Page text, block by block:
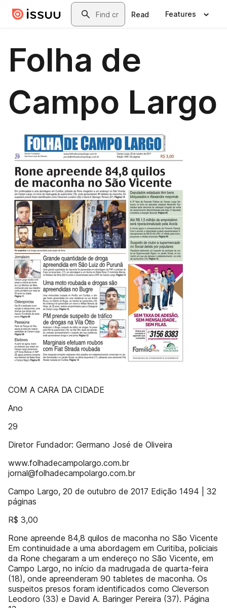
Skip to main contentSearch
Read Features
Folha de
Campo Largo
COM A CARA DA CIDADE
Ano
29
Diretor Fundador: Germano José de Oliveira
www.folhadecampolargo.com.br
jornal@folhadecampolargo.com.br
Campo Largo, 20 de outubro de 2017 Edição 1494 | 32
páginas
R$ 3,00
Rone apreende 84,8 quilos de maconha no São Vicente
Em continuidade a uma abordagem em Curitiba, policiais
da Rone chegaram a um endereço no São Vicente, em
Campo Largo, no início da madrugada de quarta-feira
(18), onde apreenderam 90 tabletes de maconha. Os
suspeitos presos foram identificados como Cleverson
Leodoro (33) e David A. Baringer Pereira (37). Página